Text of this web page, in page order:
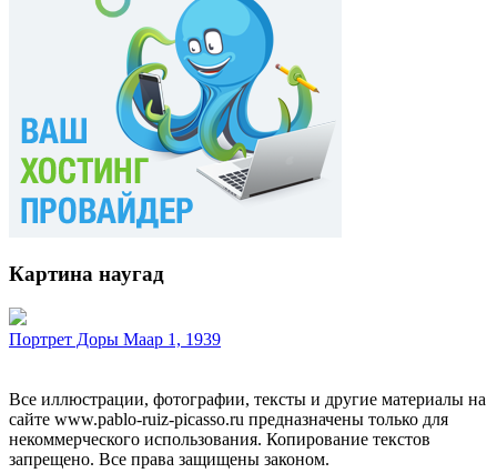
Картина наугад
Портрет Доры Маар 1, 1939
Все иллюстрации, фотографии, тексты и другие материалы на
сайте www.pablo-ruiz-picasso.ru предназначены только для
некоммерческого использования. Копирование текстов
запрещено. Все права защищены законом.